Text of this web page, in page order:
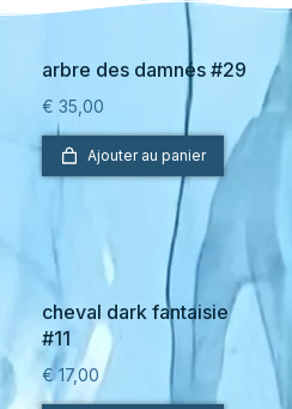
arbre des damnés #29
€ 35,00
Ajouter au panier
cheval dark fantaisie
#11
€17,00